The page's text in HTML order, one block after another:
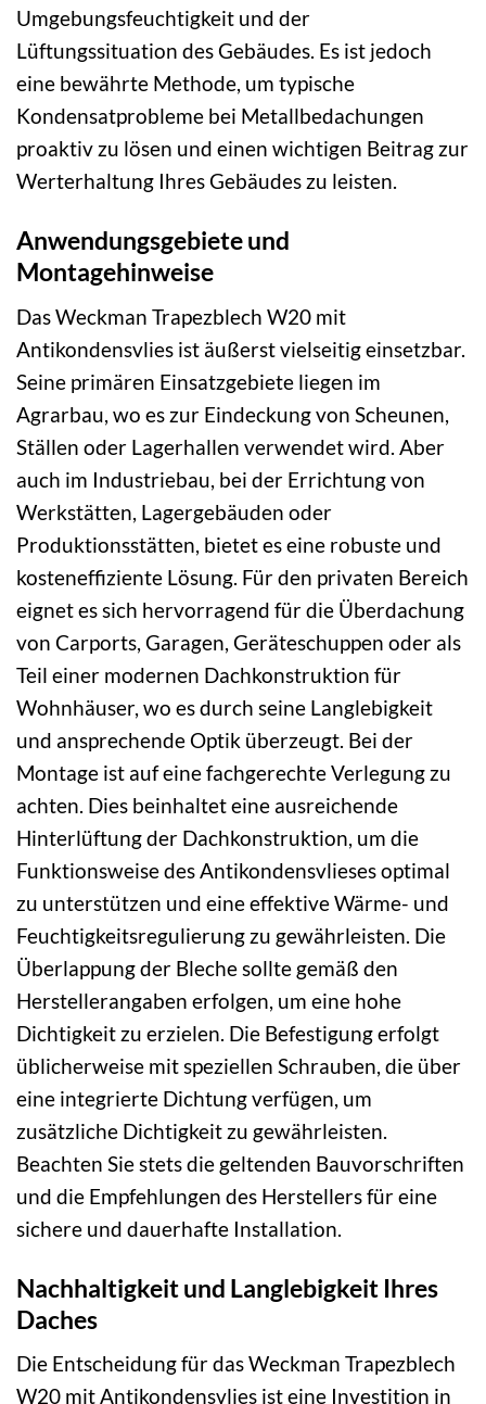
Umgebungsfeuchtigkeit und der
Lüftungssituation des Gebäudes. Es ist jedoch
eine bewährte Methode, um typische
Kondensatprobleme bei Metallbedachungen
proaktiv zu lösen und einen wichtigen Beitrag zur
Werterhaltung Ihres Gebäudes zu leisten.
Anwendungsgebiete und
Montagehinweise
Das Weckman Trapezblech W20 mit
Antikondensvlies ist äußerst vielseitig einsetzbar.
Seine primären Einsatzgebiete liegen im
Agrarbau, wo es zur Eindeckung von Scheunen,
Ställen oder Lagerhallen verwendet wird. Aber
auch im Industriebau, bei der Errichtung von
Werkstätten, Lagergebäuden oder
Produktionsstätten, bietet es eine robuste und
kosteneffiziente Lösung. Für den privaten Bereich
eignet es sich hervorragend für die Überdachung
von Carports, Garagen, Geräteschuppen oder als
Teil einer modernen Dachkonstruktion für
Wohnhäuser, wo es durch seine Langlebigkeit
und ansprechende Optik überzeugt. Bei der
Montage ist auf eine fachgerechte Verlegung zu
achten. Dies beinhaltet eine ausreichende
Hinterlüftung der Dachkonstruktion, um die
Funktionsweise des Antikondensvlieses optimal
zu unterstützen und eine effektive Wärme- und
Feuchtigkeitsregulierung zu gewährleisten. Die
Überlappung der Bleche sollte gemäß den
Herstellerangaben erfolgen, um eine hohe
Dichtigkeit zu erzielen. Die Befestigung erfolgt
üblicherweise mit speziellen Schrauben, die über
eine integrierte Dichtung verfügen, um
zusätzliche Dichtigkeit zu gewährleisten.
Beachten Sie stets die geltenden Bauvorschriften
und die Empfehlungen des Herstellers für eine
sichere und dauerhafte Installation.
Nachhaltigkeit und Langlebigkeit Ihres
Daches
Die Entscheidung für das Weckman Trapezblech
W20 mit Antikondensvlies ist eine Investition in